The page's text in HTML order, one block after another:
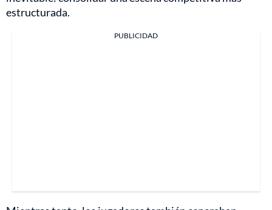
estructurada.
PUBLICIDAD